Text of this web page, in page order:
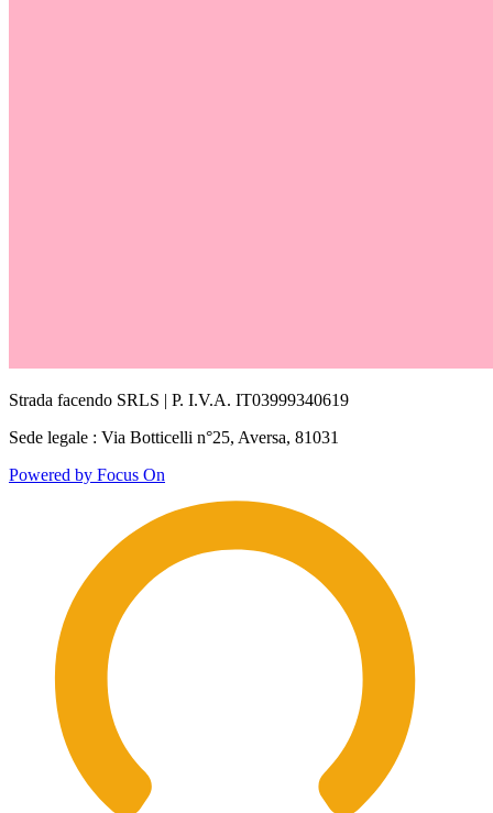
Strada facendo SRLS | P. I.V.A. IT03999340619
Sede legale : Via Botticelli n°25, Aversa, 81031
Powered by Focus On